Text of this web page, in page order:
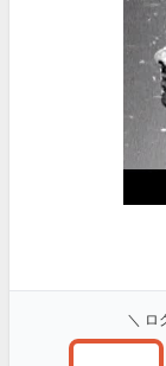
＼ ロ